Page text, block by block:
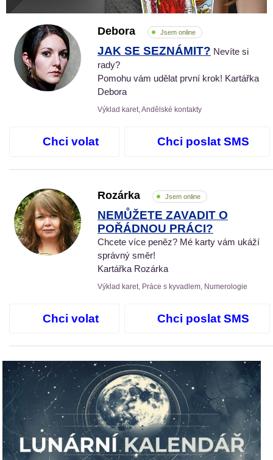
Debora Jsem online
JAK SE SEZNÁMIT? Nevíte si
rady?
Pomohu vám udělat první krok! Kartářka
Debora
Výklad karet, Andělské kontakty
Chci volat Chci poslat SMS
Rozárka Jsem online
NEMŮŽETE ZAVADIT O
POŘÁDNOU PRÁCI?
Chcete více peněz? Mé karty vám ukáží
správný směr!
Kartářka Rozárka
Výklad karet, Práce s kyvadlem, Numerologie
Chci volat Chci poslat SMS